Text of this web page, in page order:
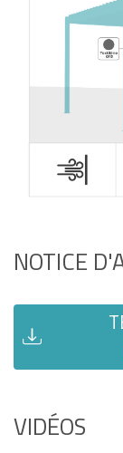
NOTICE
VIDÉOS